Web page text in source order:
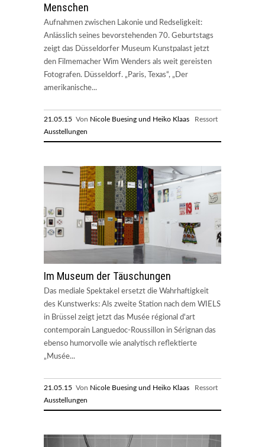
Menschen
Aufnahmen zwischen Lakonie und Redseligkeit:
Anlässlich seines bevorstehenden 70. Geburtstags
zeigt das Düsseldorfer Museum Kunstpalast jetzt
den Filmemacher Wim Wenders als weit gereisten
Fotografen. Düsseldorf. „Paris, Texas“, „Der
amerikanische...
21.05.15 Von Nicole Buesing und Heiko Klaas Ressort
Ausstellungen
Im Museum der Täuschungen
Das mediale Spektakel ersetzt die Wahrhaftigkeit
des Kunstwerks: Als zweite Station nach dem WIELS
in Brüssel zeigt jetzt das Musée régional d'art
contemporain Languedoc-Roussillon in Sérignan das
ebenso humorvolle wie analytisch reflektierte
„Musée...
21.05.15 Von Nicole Buesing und Heiko Klaas Ressort
Ausstellungen